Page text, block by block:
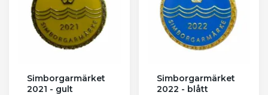
Simborgarmärket
2021 - gult
Simborgarmärket
2022 - blått